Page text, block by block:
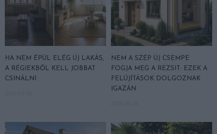
HA NEM ÉPÜL ELÉG ÚJ LAKÁS,
A RÉGIEKBŐL KELL JOBBAT
CSINÁLNI
NEM A SZÉP ÚJ CSEMPE
FOGJA MEG A REZSIT: EZEK A
FELÚJÍTÁSOK DOLGOZNAK
IGAZÁN